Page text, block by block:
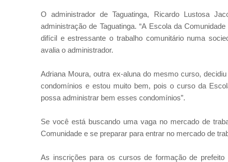
O administrador de Taguatinga, Ricardo Lustosa
administração de Taguatinga. “A Escola da
difícil e estressante o trabalho comunitário numa
avalia o administrador.
Adriana Moura, outra ex-aluna do mesmo curso,
condomínios e estou muito bem, pois o curso da
possa administrar bem esses condomínios”.
Se você está buscando uma vaga no mercado de
Comunidade e se preparar para entrar no mercado de
As inscrições para os cursos de formação de prefeito